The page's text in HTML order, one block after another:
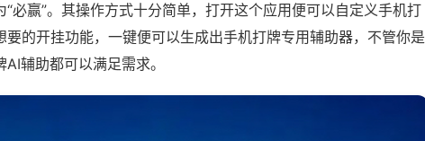
必赢”。其操作方式十分简单，打开这个应用便可以自定义手机打
的开挂功能，一键便可以生成出手机打牌专用辅助器，不管你是
辅助都可以满足需求。